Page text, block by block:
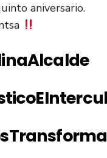
aniversario.